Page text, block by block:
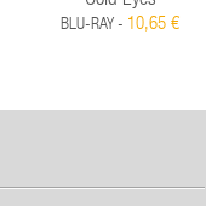
BLU-RAY - 10,65 €